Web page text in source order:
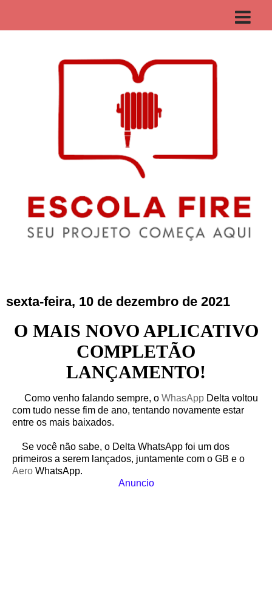
sexta-feira, 10 de dezembro de 2021
O MAIS NOVO APLICATIVO
COMPLETÃO
LANÇAMENTO!
Como venho falando sempre, o WhasApp Delta voltou
com tudo nesse fim de ano, tentando novamente estar
entre os mais baixados.
Se você não sabe, o Delta WhatsApp foi um dos
primeiros a serem lançados, juntamente com o GB e o
Aero WhatsApp.
Anuncio